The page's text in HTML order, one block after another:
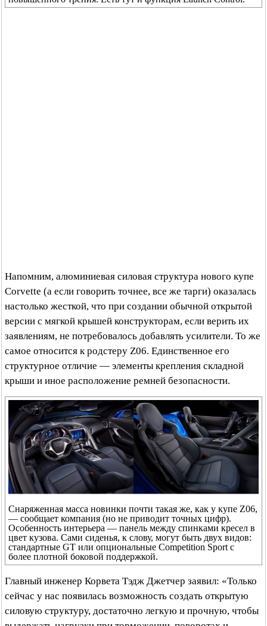
Напомним, алюминиевая силовая структура нового купе
Corvette (а если говорить точнее, все же тарги) оказалась
настолько жесткой, что при создании обычной открытой
версии с мягкой крышей конструкторам, если верить их
заявлениям, не потребовалось добавлять усилители. То же
самое относится к родстеру Z06. Единственное его
структурное отличие — элементы крепления складной
крыши и иное расположение ремней безопасности.
Снаряженная масса новинки почти такая же, как у купе Z06,
— сообщает компания (но не приводит точных цифр).
Особенность интерьера — панель между спинками кресел в
цвет кузова. Сами сиденья, к слову, могут быть двух видов:
стандартные GT или опциональные Competition Sport с
более плотной боковой поддержкой.
Главный инженер Корвета Тэдж Джетчер заявил: «Только
сейчас у нас появилась возможность создать открытую
силовую структуру, достаточно легкую и прочную, чтобы